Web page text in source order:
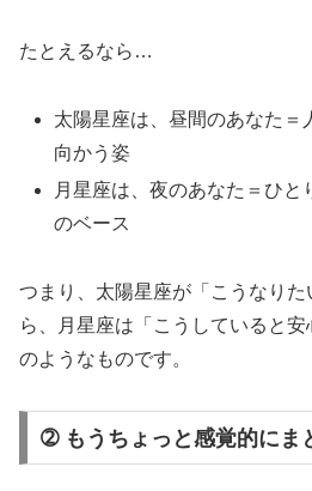
たとえるなら…
太陽星座は、昼間のあなた＝
向かう姿
月星座は、夜のあなた＝ひと
のベース
つまり、太陽星座が「こうなり
ら、月星座は「こうしていると
のようなものです。
➁ もうちょっと感覚的にま